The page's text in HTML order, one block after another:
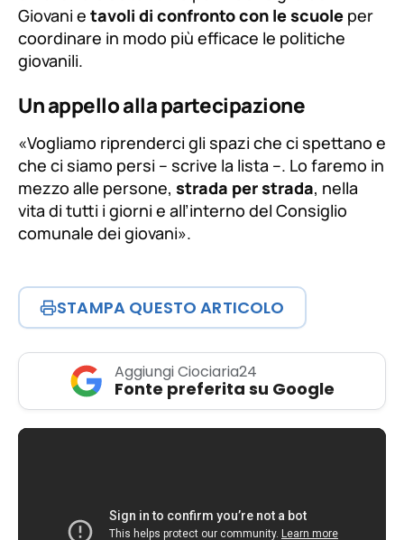
Cultura e partecipazione.Si punta al
coinvolgimento diretto degli studentie delle
istituzioni culturali come
festival e rassegne.
Strumenti del Consiglio. La proposta include
unbilancio autonomoper il Consiglio dei
Giovani etavoli di confronto con le scuoleper
coordinare in modo più efficace le politiche
giovanili.
Un appello alla partecipazione
«Vogliamo riprenderci gli spazi che ci spettano e
mezzo alle persone,strada per strada
vita di tutti i giorni e all’interno del Consiglio
comunale dei giovani».